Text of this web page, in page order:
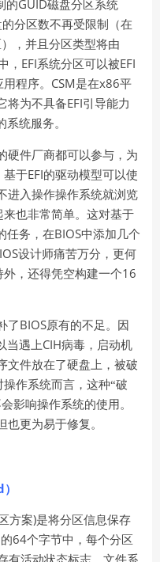
的GUID磁盘分区系统
分区数不再受限制（在
，并且分区类型将由
， EFI系统分区可以被EFI
程序。 CSM是在x86平
将为不具备EFI引导能力
系统服务。
硬件厂商都可以参与，为
基于EFI的驱动模型可以使
进入操作操作系统就浏览
也非常简单。这对基于
任务，在BIOS中添加几个
设计师痛苦万分，更何
，还得凭空构建一个16
了BIOS原有的不足。因
当遇上CIH病毒，启动机
文件放在了硬盘上，被破
作系统而言，这种“破
影响操作系统的使用。
也更为易于修复。
方案)是将分区信息保存
64个字节中，每个分区
有活动状态标志、文件系